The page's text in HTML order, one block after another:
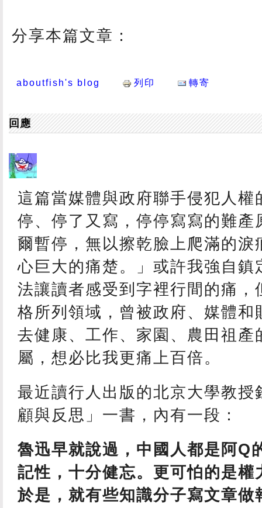
分享本篇文章：
aboutfish's blog 列印 轉寄
回應
這篇當媒體與政府聯手侵犯人權
停、停了又寫，停停寫寫的難產
爾暫停，無以擦乾臉上爬滿的淚
心巨大的痛楚。」或許我強自鎮
法讓讀者感受到字裡行間的痛，
格所列領域，曾被政府、媒體和
去健康、工作、家園、農田祖產
屬，想必比我更痛上百倍。
最近讀行人出版的北京大學教授
顧與反思」一書，內有一段：
魯迅早就說過，中國人都是阿Q
記性，十分健忘。更可怕的是權
於是，就有些知識分子寫文章做